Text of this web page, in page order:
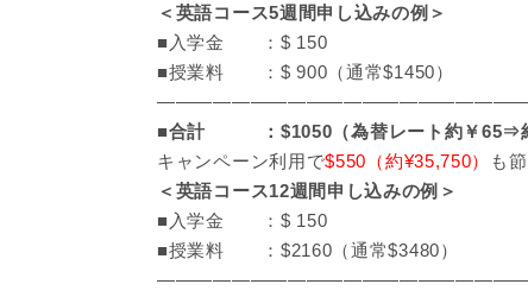
＜英語コース5週間申し込みの例＞
■入学金 ：$ 150
■授業料 ：$ 900（通常$1450）
■合計 ：$1050（為替レート約￥65⇒
キャンペーン利用で$550（約¥35,750）
も
＜英語コース12週間申し込みの例＞
■入学金 ：$ 150
■授業料 ：$2160（通常$3480）